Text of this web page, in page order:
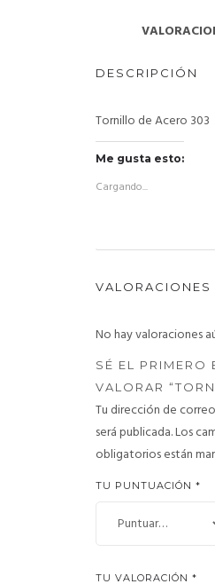
DESCRIPCIÓN
Tornillo de Acero 303
Me gusta esto:
Cargando...
VALORACIONES
No hay valoraciones
SÉ EL PRIMERO
VALORAR
Tu dirección de
será publicada.Los
obligatorios están
TU PUNTUACIÓN *
TU VALORACIÓN *